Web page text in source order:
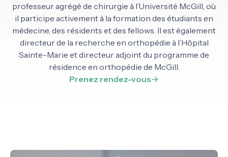
professeur agrégé de chirurgie à l’Université McGill, où
il participe activement à la formation des étudiants en
médecine, des résidents et des fellows. Il est également
directeur de la recherche en orthopédie à l’Hôpital
Sainte-Marie et directeur adjoint du programme de
résidence en orthopédie de McGill.
Prenez rendez-vous